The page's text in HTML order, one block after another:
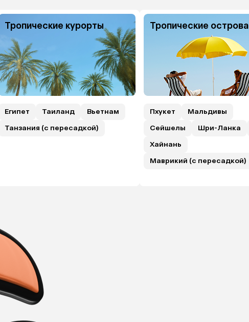
Тропические курорты
Египет Таиланд
Вьетнам
Танзания (с пересадкой)
Тропические острова
Пхукет
Мальдивы
Сейшелы
Шри-Ланка
Хайнань
Маврикий (с пересадкой)